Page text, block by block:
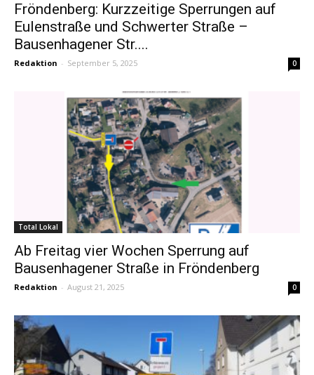
Fröndenberg: Kurzzeitige Sperrungen auf
Eulenstraße und Schwerter Straße –
Bausenhagener Str....
Redaktion - September 5, 2025 0
Total Lokal
Ab Freitag vier Wochen Sperrung auf
Bausenhagener Straße in Fröndenberg
Redaktion - August 21, 2025 0